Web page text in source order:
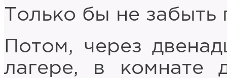
Только бы не забыть
Потом, через
лагере, в комнате